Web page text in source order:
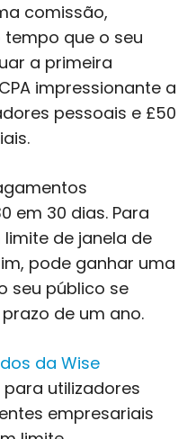
comissão,
que o seu
a primeira
impressionante a
pessoais e £50
em 30 dias. Para
de janela de
pode ganhar uma
seu público se
de um ano.
da Wise
para utilizadores
empresariais